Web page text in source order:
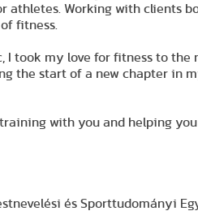
athletes. Working with clients
fitness.
I took my love for fitness to
the start of a new chapter in
with you and helping
és Sporttudományi